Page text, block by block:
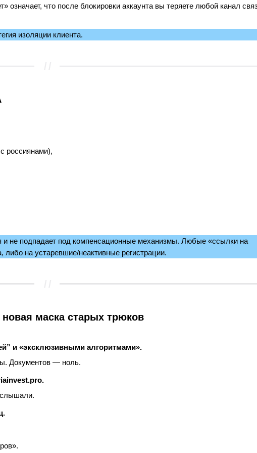
означает, что после блокировки аккаунта вы теряете любой канал
изоляции клиента.
россиянами),
и не подпадает под компенсационные механизмы. Любые «ссылки на
на устаревшие/неактивные регистрации.
маска старых трюков
и «эксклюзивными алгоритмами».
Документов — ноль.
слышали.